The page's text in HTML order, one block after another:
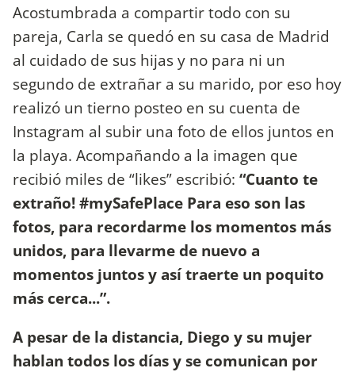
Acostumbrada a compartir todo con su
pareja, Carla se quedó en su casa de Madrid
al cuidado de sus hijas y no para ni un
segundo de extrañar a su marido, por eso hoy
realizó un tierno posteo en su cuenta de
Instagram al subir una foto de ellos juntos en
la playa. Acompañando a la imagen que
recibió miles de “likes” escribió: “Cuanto te
extraño! #mySafePlace Para eso son las
fotos, para recordarme los momentos más
unidos, para llevarme de nuevo a
momentos juntos y así traerte un poquito
más cerca...”.
A pesar de la distancia, Diego y su mujer
hablan todos los días y se comunican por